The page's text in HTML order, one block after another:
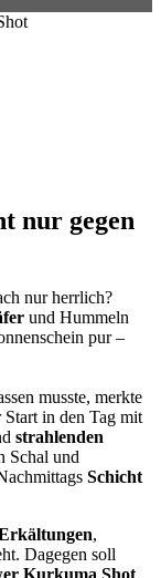
nur gegen
nur herrlich?
und Hummeln
pur –
musste, merkte
in den Tag mit
strahlenden
Schal und
Schicht
,
Dagegen soll
Kurkuma Shot.